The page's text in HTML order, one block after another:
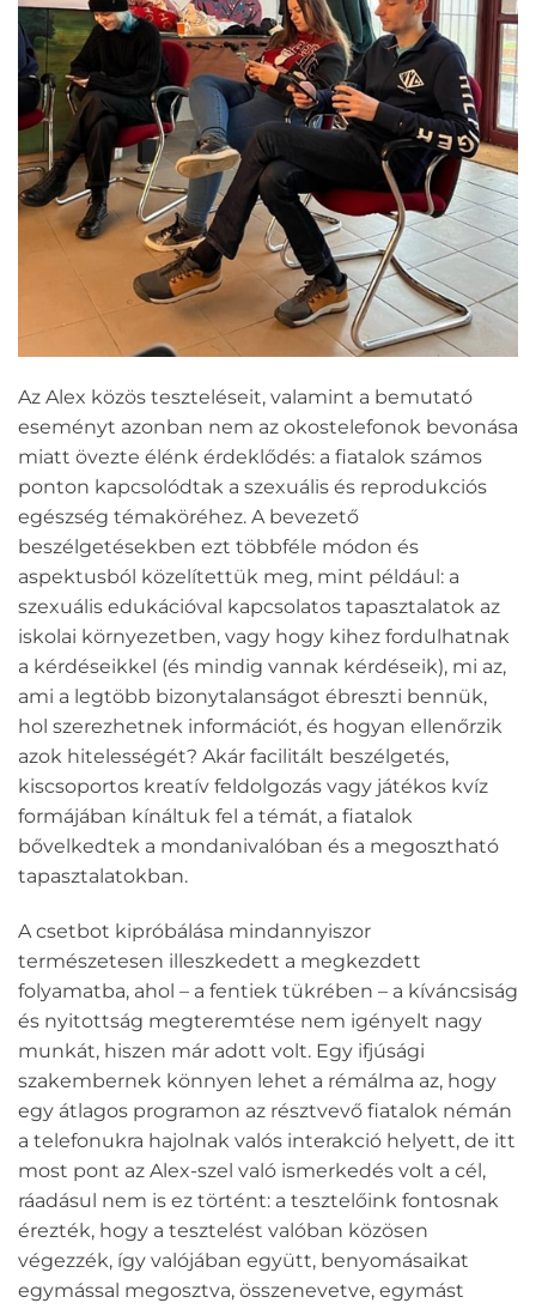
Az Alex közös teszteléseit, valamint a bemutató
eseményt azonban nem az okostelefonok bevonása
miatt övezte élénk érdeklődés: a fiatalok számos
ponton kapcsolódtak a szexuális és reprodukciós
egészség témaköréhez. A bevezető
beszélgetésekben ezt többféle módon és
aspektusból közelítettük meg, mint például: a
szexuális edukációval kapcsolatos tapasztalatok az
iskolai környezetben, vagy hogy kihez fordulhatnak
a kérdéseikkel (és mindig vannak kérdéseik), mi az,
ami a legtöbb bizonytalanságot ébreszti bennük,
hol szerezhetnek információt, és hogyan ellenőrzik
azok hitelességét? Akár facilitált beszélgetés,
kiscsoportos kreatív feldolgozás vagy játékos kvíz
formájában kínáltuk fel a témát, a fiatalok
bővelkedtek a mondanivalóban és a megosztható
tapasztalatokban.
A csetbot kipróbálása mindannyiszor
természetesen illeszkedett a megkezdett
folyamatba, ahol – a fentiek tükrében – a kíváncsiság
és nyitottság megteremtése nem igényelt nagy
munkát, hiszen már adott volt. Egy ifjúsági
szakembernek könnyen lehet a rémálma az, hogy
egy átlagos programon az résztvevő fiatalok némán
a telefonukra hajolnak valós interakció helyett, de itt
most pont az Alex-szel való ismerkedés volt a cél,
ráadásul nem is ez történt: a tesztelőink fontosnak
érezték, hogy a tesztelést valóban közösen
végezzék, így valójában együtt, benyomásaikat
egymással megosztva, összenevetve, egymást